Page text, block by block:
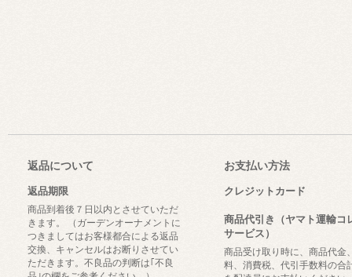
返品について
返品期限
商品到着後７日以内とさせていただ
きます。 （ガーデンオーナメントに
つきましてはお客様都合による返品
交換、キャンセルはお断りさせてい
ただきます。不良品の判断は｢不良
お支払い方法
クレジットカード
商品代引き（ヤマト運輸コ
サービス）
商品受け取り時に、商品代金
料、消費税、代引手数料の合